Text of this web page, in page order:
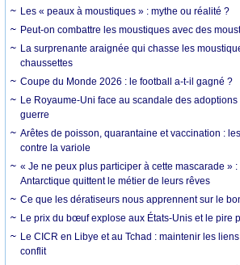
Les « peaux à moustiques » : mythe ou réalité ?
Peut-on combattre les moustiques avec des
La surprenante araignée qui chasse les
chaussettes
Coupe du Monde 2026 : le football a-t-il gagné ?
Le Royaume-Uni face au scandale des adoptions
guerre
Arêtes de poisson, quarantaine et vaccination :
contre la variole
« Je ne peux plus participer à cette mascarade »
Antarctique quittent le métier de leurs rêves
Ce que les dératiseurs nous apprennent sur le
Le prix du bœuf explose aux États-Unis et le pire
Le CICR en Libye et au Tchad : maintenir les
conflit